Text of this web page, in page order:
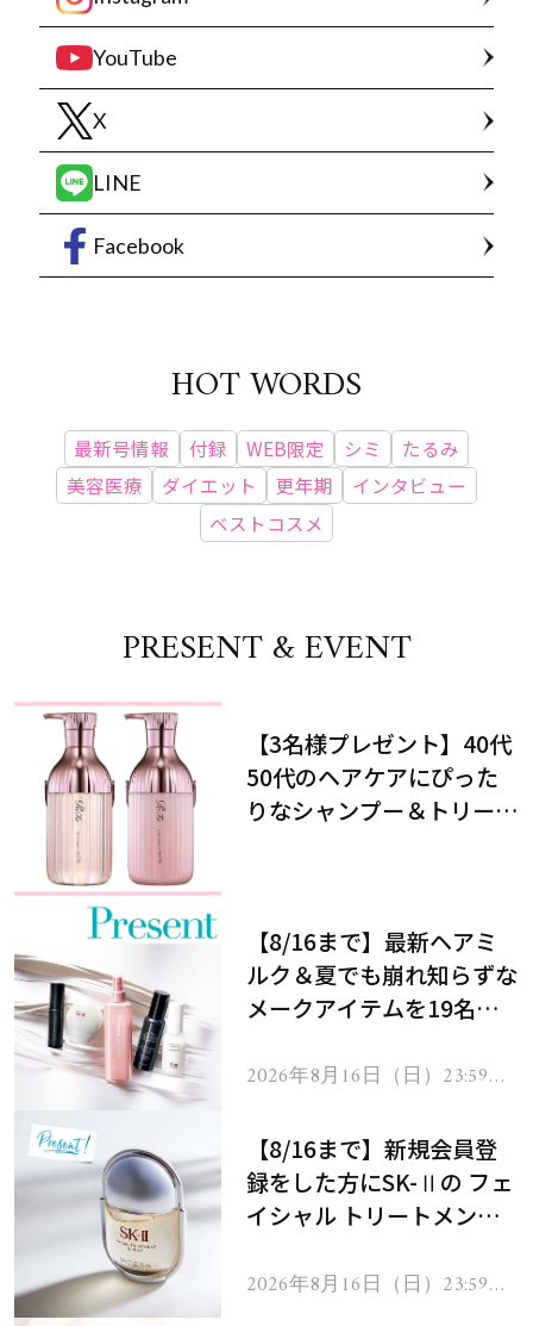
YouTube
X
LINE
Facebook
HOT WORDS
最新号情報 付録 WEB限定 シミ
たるみ
美容医療
ダイエット 更年期
インタビュー
ベストコスメ
PRESENT & EVENT
【3名様プレゼント】40代
50代のヘアケアにぴった
りなシャンプー＆トリート
【8/16まで】最新ヘアミ
ルク＆夏でも崩れ知らずな
メークアイテムを19名様
2026年8月16日（日）23:59ま
【8/16まで】新規会員登
録をした方にSK-Ⅱの フェ
イシャル トリートメント
2026年8月16日（日）23:59ま